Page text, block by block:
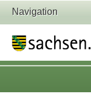
Navigation